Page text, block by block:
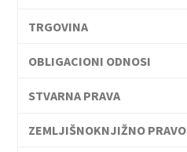
TRGOVINA
OBLIGACIONI ODNOSI
STVARNA PRAVA
ZEMLJIŠNOKNJIŽNO PRAVO